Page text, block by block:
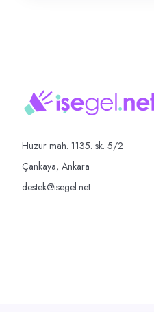
Huzur mah. 1135. sk. 5/2
Çankaya, Ankara
destek@isegel.net